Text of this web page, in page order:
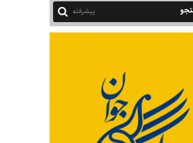
پیشرفته